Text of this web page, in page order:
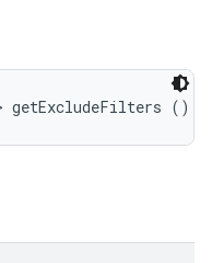
getExcludeFilters ()